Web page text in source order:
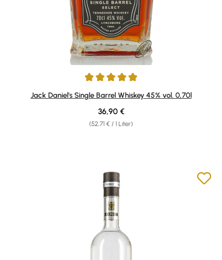
Durchschnittliche Bewertung von 4.88 von 5 Sternen
Jack Daniel's Single Barrel Whiskey 45% vol. 0,70l
(52,71 € / 1 Liter)
Regulärer Preis:
36,90 €